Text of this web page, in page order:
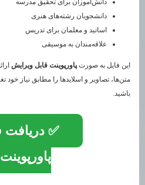
دانش‌آموزان برای تحقیق مدرسه
دانشجویان رشته‌های هنری
اساتید و معلمان برای تدریس
علاقه‌مندان به موسیقی
این فایل به صورتپاورپوینت قابل ویرایش
متن‌ها، تصاویر و اسلایدها را مطابق نیاز خود
باشید.
✅ دریافت
پاورپوینت